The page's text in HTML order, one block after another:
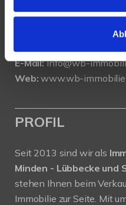
Tel.:0571 - 597 265 17
0571 - 870 490 05
E-Mail:info@wb-
Web: www.wb-
PROFIL
Seit 2013 sind wir als
Minden - Lübbecke und
stehen Ihnen beim
Immobilie zur Seite. Mit